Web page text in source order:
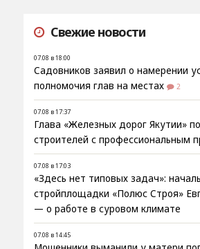
Свежие новости
07.08 в 18:00
Садовников заявил о намерении
полномочия глав на местах
2
07.08 в 17:37
Глава «Железных дорог Якутии»
строителей с профессиональным
07.08 в 17:03
«Здесь нет типовых задач»:
стройплощадки «Полюс Строя»
— о работе в суровом климате
07.08 в 14:45